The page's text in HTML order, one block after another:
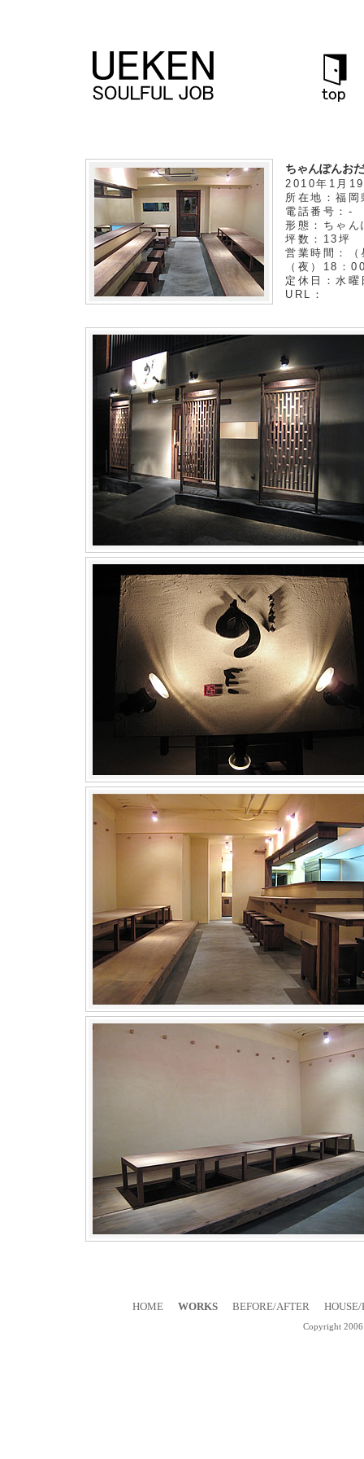
ちゃんぽんおだ
2010年1月
所在地：福
電話番号：-
形態：ちゃん
坪数：13坪
営業時間：（
（夜）18：
定休日：水曜
URL：
HOME WORKS BEFORE/AFTER
Copyright